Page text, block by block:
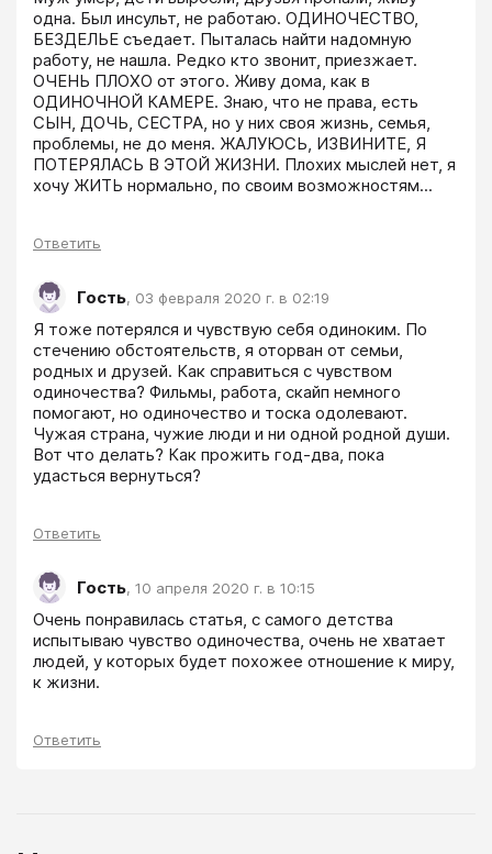
одна. Был инсульт, не работаю. ОДИНОЧЕСТВО,
БЕЗДЕЛЬЕ съедает. Пыталась найти надомную
работу, не нашла. Редко кто звонит, приезжает.
ОЧЕНЬ ПЛОХО от этого. Живу дома, как в
ОДИНОЧНОЙ КАМЕРЕ. Знаю, что не права, есть
СЫН, ДОЧЬ, СЕСТРА, но у них своя жизнь, семья,
проблемы, не до меня. ЖАЛУЮСЬ, ИЗВИНИТЕ, Я
ПОТЕРЯЛАСЬ В ЭТОЙ ЖИЗНИ. Плохих мыслей нет, я
хочу ЖИТЬ нормально, по своим возможностям...
Ответить
Гость, 03 февраля 2020 г. в 02:19
Я тоже потерялся и чувствую себя одиноким. По
стечению обстоятельств, я оторван от семьи,
родных и друзей. Как справиться с чувством
одиночества? Фильмы, работа, скайп немного
помогают, но одиночество и тоска одолевают.
Чужая страна, чужие люди и ни одной родной души.
Вот что делать? Как прожить год-два, пока
удасться вернуться?
Ответить
Гость, 10 апреля 2020 г. в 10:15
Очень понравилась статья, с самого детства
испытываю чувство одиночества, очень не хватает
людей, у которых будет похожее отношение к миру,
к жизни.
Ответить